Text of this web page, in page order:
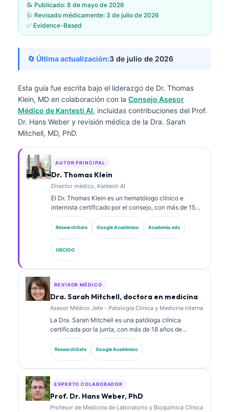
📝 Publicado: 8 de mayo de 2026
🩺 Revisado médicamente: 3 de julio de 2026
✅ Evidence-Based
🔄 Última actualización:3 de julio de 2026
Esta guía fue escrita bajo el liderazgo de Dr. Thomas
Klein, MD en colaboración con la Consejo Asesor
Médico de Kantesti AI, incluidas contribuciones del Prof.
Dr. Hans Weber y revisión médica de la Dra. Sarah
Mitchell, MD, PhD.
AUTOR PRINCIPAL
Dr. Thomas Klein
Director médico, Kantesti AI
El Dr. Thomas Klein es un hematólogo clínico e
internista certificado por el consejo, con más de 15
años de experiencia en medicina de laboratorio y
análisis clínico asistido por IA. Como Director Médico
(Chief Medical Officer) en Kantesti AI, proporciona
supervisión clínica sobre la exactitud médica de la
red neuronal propietaria. El Dr. Klein ha publicado
ampliamente sobre la interpretación de
biomarcadores y los diagnósticos de laboratorio en
temas de medicina de laboratorio.
ResearchGate Google Académico Academia.edu
ORCIDO
REVISOR MÉDICO
Dra. Sarah Mitchell, doctora en medicina
Asesor Médico Jefe - Patología Clínica y Medicina Interna
La Dra. Sarah Mitchell es una patóloga clínica
certificada por la junta, con más de 18 años de
experiencia en medicina de laboratorio y análisis
diagnósticos. Tiene certificaciones de especialidad
en química clínica y ha publicado extensamente
ResearchGate Google Académico
EXPERTO COLABORADOR
Prof. Dr. Hans Weber, PhD
Profesor de Medicina de Laboratorio y Bioquímica Clínica